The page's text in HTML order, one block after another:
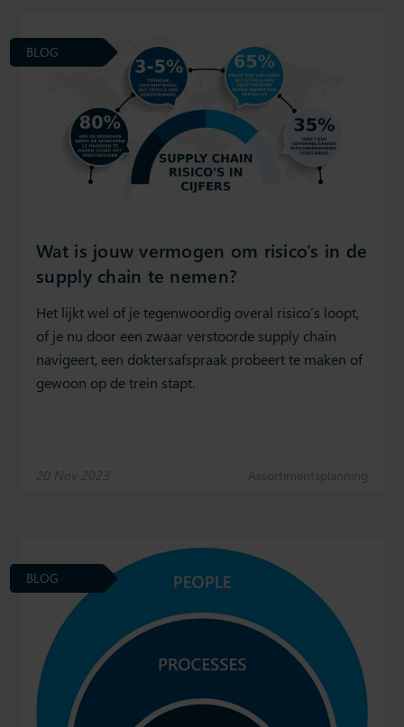
Wat is jouw vermogen om risico’s in de
supply chain te nemen?
Het lijkt wel of je tegenwoordig overal risico’s loopt,
of je nu door een zwaar verstoorde supply chain
navigeert, een doktersafspraak probeert te maken of
gewoon op de trein stapt.
20 Nov 2023 Assortimentsplanning
BLOG
BLOG